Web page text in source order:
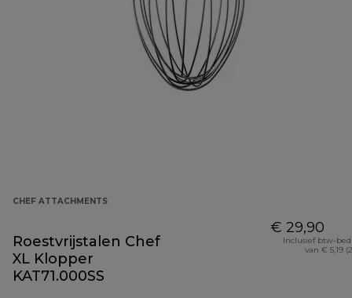
CHEF ATTACHMENTS
Roestvrijstalen Chef
XL Klopper
KAT71.000SS
€ 29,90
Inclusief btw-
van € 5,19